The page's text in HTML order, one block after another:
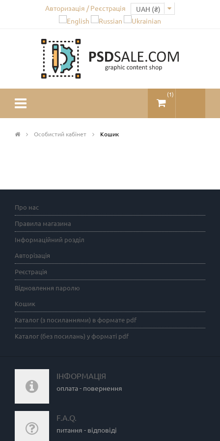
Авторизація / Реєстрація
(1)
Особистий кабінет Кошик
Про нас
Правила магазина
Інформаційний розділ
Авторізація
Реєстрація
Відновлення паролю
Кошик
Каталог (з посиланнями) в формате pdf
Каталог (без посилань) у форматі pdf
ІНФОРМАЦІЯ
оплата - повернення
F.A.Q.
питання - відповіді